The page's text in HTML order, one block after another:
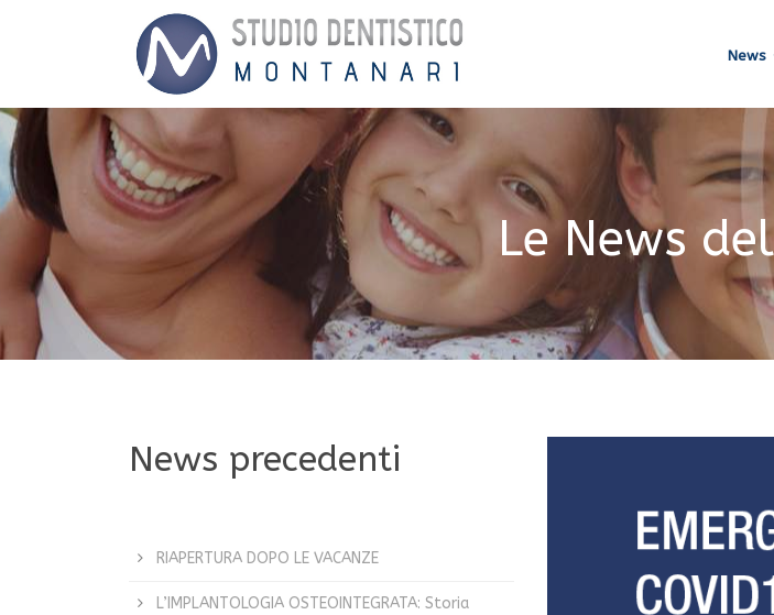
News
Le News
News precedenti
RIAPERTURA DOPO LE VACANZE
L’IMPLANTOLOGIA OSTEOINTEGRATA: Storia